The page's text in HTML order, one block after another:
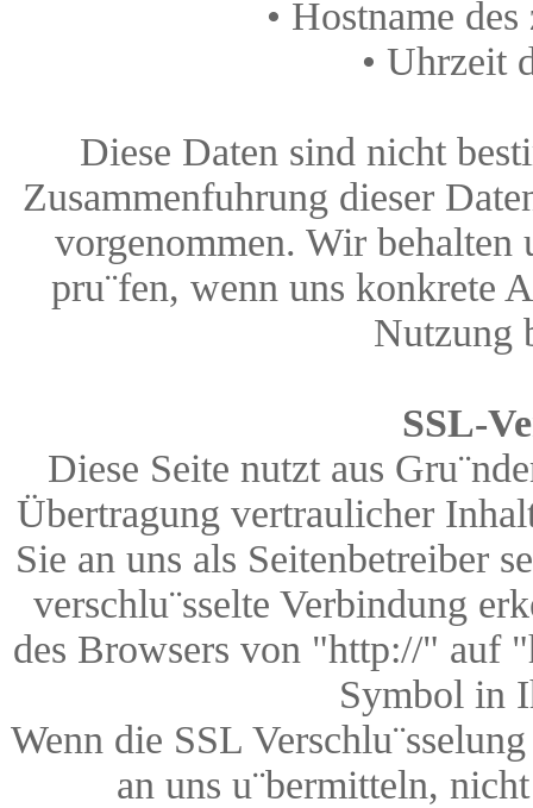
• Hostname
• Uhrzeit
Diese Daten sind nicht
Zusammenfuhrung dieser
vorgenommen. Wir behalten
pru¨fen, wenn uns konkrete
Nutzung
SSL-
Diese Seite nutzt aus
Übertragung vertraulicher
Sie an uns als Seitenbetreiber
verschlu¨sselte Verbindung
des Browsers von "http://" auf
Symbol in
Wenn die SSL
an uns u¨bermitteln,